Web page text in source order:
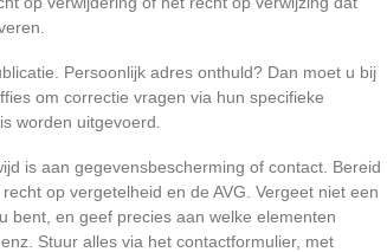
Persoonlijk adres onthuld? Dan moet u bij
om correctie vragen via hun specifieke
worden uitgevoerd.
is aan gegevensbescherming of contact. Bereid
op vergetelheid en de AVG. Vergeet niet een
bent, en geef precies aan welke elementen
Stuur alles via het contactformulier, met